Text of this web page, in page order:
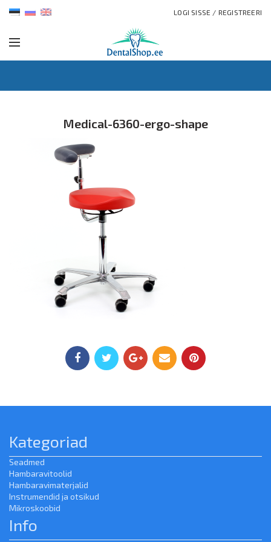
LOGI SISSE / REGISTREERI
Medical-6360-ergo-shape
Kategoriad
Seadmed
Hambaravitoolid
Hambaravimaterjalid
Instrumendid ja otsikud
Mikroskoobid
Info